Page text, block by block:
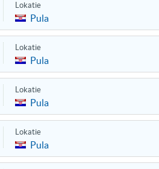
Lokatie
Pula
Lokatie
Pula
Lokatie
Pula
Lokatie
Pula